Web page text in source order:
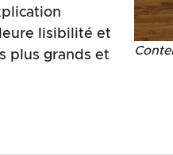
lisibilité et
plus grands et